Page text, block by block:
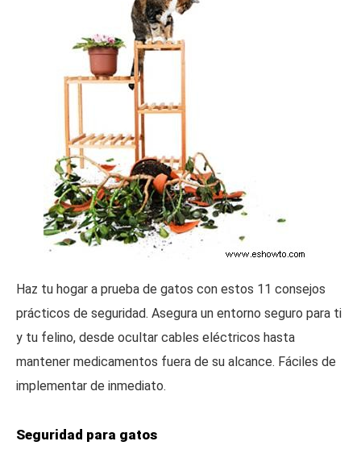
Haz tu hogar a prueba de gatos con estos 11 consejos
prácticos de seguridad. Asegura un entorno seguro para ti
y tu felino, desde ocultar cables eléctricos hasta
mantener medicamentos fuera de su alcance. Fáciles de
implementar de inmediato.
Seguridad para gatos